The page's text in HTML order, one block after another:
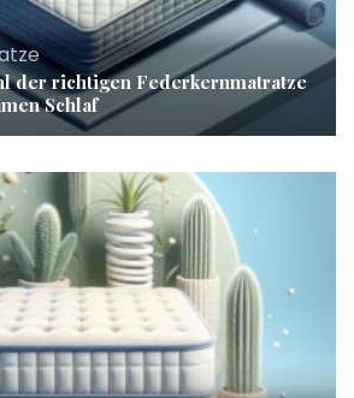
der richtigen Federkernmatratze
Schlaf